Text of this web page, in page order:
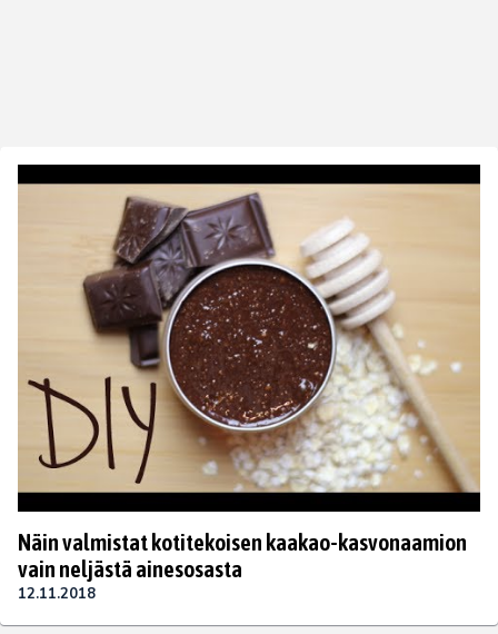
Näin valmistat kotitekoisen kaakao-kasvonaamion
vain neljästä ainesosasta
12.11.2018